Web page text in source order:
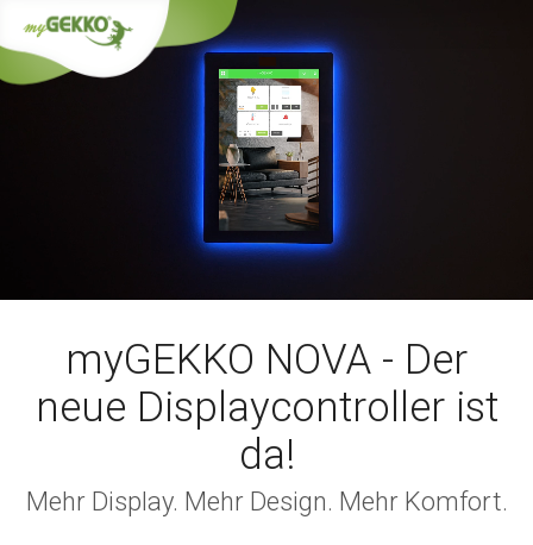
myGEKKO NOVA - Der
neue Displaycontroller ist
da!
Mehr Display. Mehr Design. Mehr Komfort.